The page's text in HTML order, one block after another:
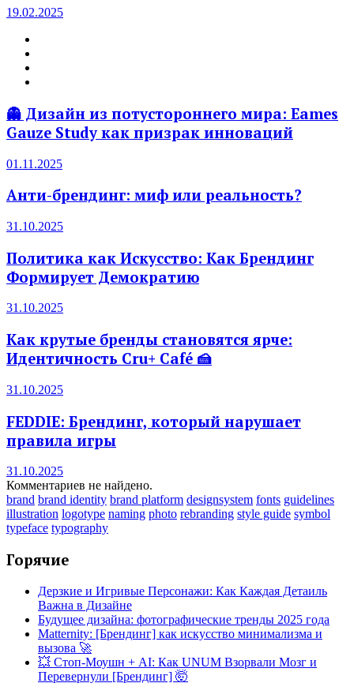
19.02.2025
👻 Дизайн из потустороннего мира: Eames
Gauze Study как призрак инноваций
01.11.2025
Анти-брендинг: миф или реальность?
31.10.2025
Политика как Искусство: Как Брендинг
Формирует Демократию
31.10.2025
Как крутые бренды становятся ярче:
Идентичность Cru+ Café 🍰
31.10.2025
FEDDIE: Брендинг, который нарушает
правила игры
31.10.2025
Комментариев не найдено.
brand brand identity brand platform designsystem fonts guidelines
illustration logotype naming photo rebranding style guide symbol
typeface typography
Горячие
Дерзкие и Игривые Персонажи: Как Каждая Детаиль
Важна в Дизайне
Будущее дизайна: фотографические тренды 2025 года
Matternity: [Брендинг] как искусство минимализма и
вызова 🚀
💥 Стоп-Моушн + AI: Как UNUM Взорвали Мозг и
Перевернули [Брендинг] 🤯